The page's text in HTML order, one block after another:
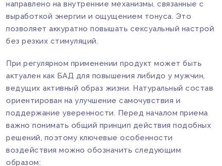
направлено на внутренние механизмы, связанные с
выработкой энергии и ощущением тонуса. Это
позволяет аккуратно повышать сексуальный настрой
без резких стимуляций.
При регулярном применении продукт может быть
актуален как БАД для повышения либидо у мужчин,
ведущих активный образ жизни. Натуральный состав
ориентирован на улучшение самочувствия и
поддержание уверенности. Перед началом приема
важно понимать общий принцип действия подобных
решений, поэтому ключевые особенности
воздействия можно обозначить следующим
образом: